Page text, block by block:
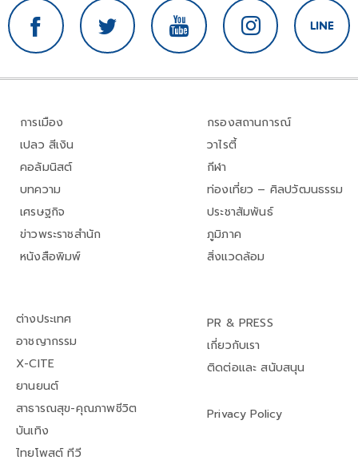
การเมือง
เปลว สีเงิน
คอลัมนิสต์
บทความ
เศรษฐกิจ
ข่าวพระราชสำนัก
หนังสือพิมพ์
กรองสถานการณ์
วาไรตี้
กีฬา
ท่องเที่ยว – ศิลปวัฒนธรรม
ประชาสัมพันธ์
ภูมิภาค
สิ่งแวดล้อม
ต่างประเทศ
อาชญากรรม
X-CITE
ยานยนต์
สาธารณสุข-คุณภาพชีวิต
บันเทิง
ไทยโพสต์ ทีวี
PR & PRESS
เกี่ยวกับเรา
ติดต่อและ สนับสนุน
Privacy Policy